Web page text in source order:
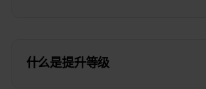
什么是提升等级